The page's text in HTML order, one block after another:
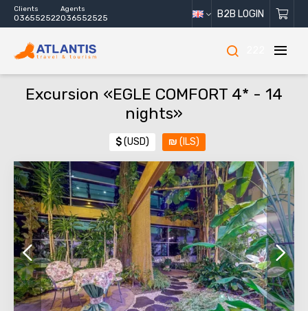
Clients
036552522
Agents
036552525 B2B LOGIN
Excursion «EGLE COMFORT 4* - 14
nights»
$(USD) ₪ (ILS)